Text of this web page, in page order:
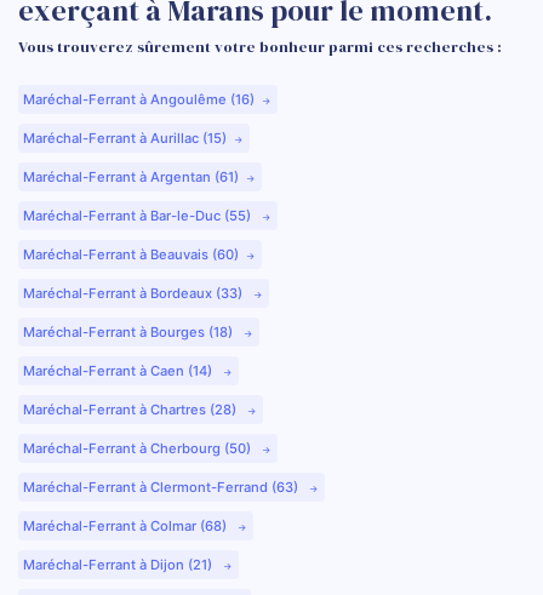
exerçant à Marans pour le moment.
Vous trouverez sûrement votre bonheur parmi ces recherches :
Maréchal-Ferrant à Angoulême (16)
Maréchal-Ferrant à Aurillac (15)
Maréchal-Ferrant à Argentan (61)
Maréchal-Ferrant à Bar-le-Duc (55)
Maréchal-Ferrant à Beauvais (60)
Maréchal-Ferrant à Bordeaux (33)
Maréchal-Ferrant à Bourges (18)
Maréchal-Ferrant à Caen (14)
Maréchal-Ferrant à Chartres (28)
Maréchal-Ferrant à Cherbourg (50)
Maréchal-Ferrant à Clermont-Ferrand (63)
Maréchal-Ferrant à Colmar (68)
Maréchal-Ferrant à Dijon (21)